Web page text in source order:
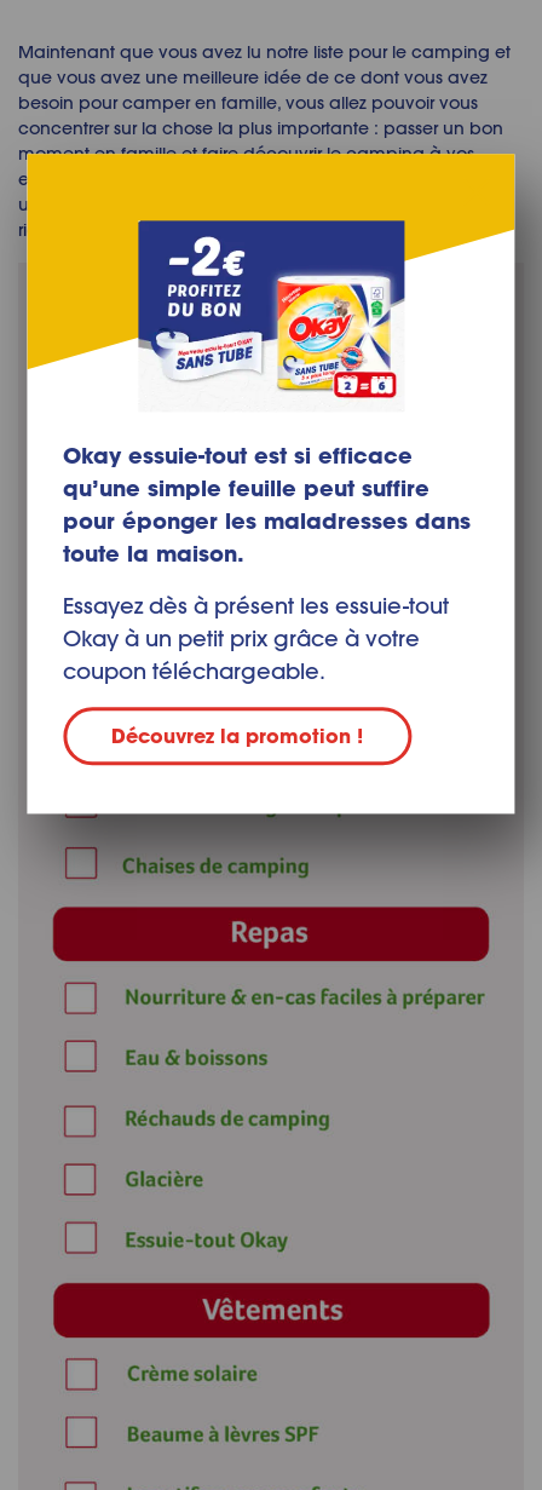
Maintenant que vous avez lu notre liste pour le camping et
que vous avez une meilleure idée de ce dont vous avez
besoin pour camper en famille, vous allez pouvoir vous
concentrer sur la chose la plus importante : passer un bon
moment en famille et faire découvrir le camping à vos
enfants !
une check-list de camping est un atout essentiel pour ne
rien oublier !
Okay essuie-tout est si efficace
qu’une simple feuille peut suffire
pour éponger les maladresses dans
toute la maison.
Essayez dès à présent les essuie-tout
Okay à un petit prix grâce à votre
coupon téléchargeable.
Découvrez la promotion !